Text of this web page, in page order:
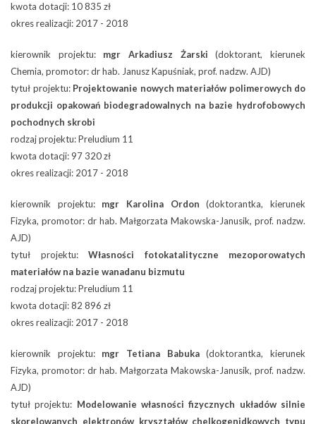
kwota dotacji: 10 835 zł
okres realizacji: 2017 - 2018
kierownik projektu: mgr Arkadiusz Żarski (doktorant, kierunek
Chemia, promotor: dr hab. Janusz Kapuśniak, prof. nadzw. AJD)
tytuł projektu: Projektowanie nowych materiałów polimerowych do
produkcji opakowań biodegradowalnych na bazie hydrofobowych
pochodnych skrobi
rodzaj projektu: Preludium 11
kwota dotacji: 97 320 zł
okres realizacji: 2017 - 2018
kierownik projektu: mgr Karolina Ordon (doktorantka, kierunek
Fizyka, promotor: dr hab. Małgorzata Makowska-Janusik, prof. nadzw.
AJD)
tytuł projektu: Własności fotokatalityczne mezoporowatych
materiałów na bazie wanadanu bizmutu
rodzaj projektu: Preludium 11
kwota dotacji: 82 896 zł
okres realizacji: 2017 - 2018
kierownik projektu: mgr Tetiana Babuka(doktorantka, kierunek
Fizyka, promotor: dr hab. Małgorzata Makowska-Janusik, prof. nadzw.
AJD)
tytuł projektu: Modelowanie własności fizycznych układów silnie
skorelowanych elektronów kryształów chelkogenidkowych typu